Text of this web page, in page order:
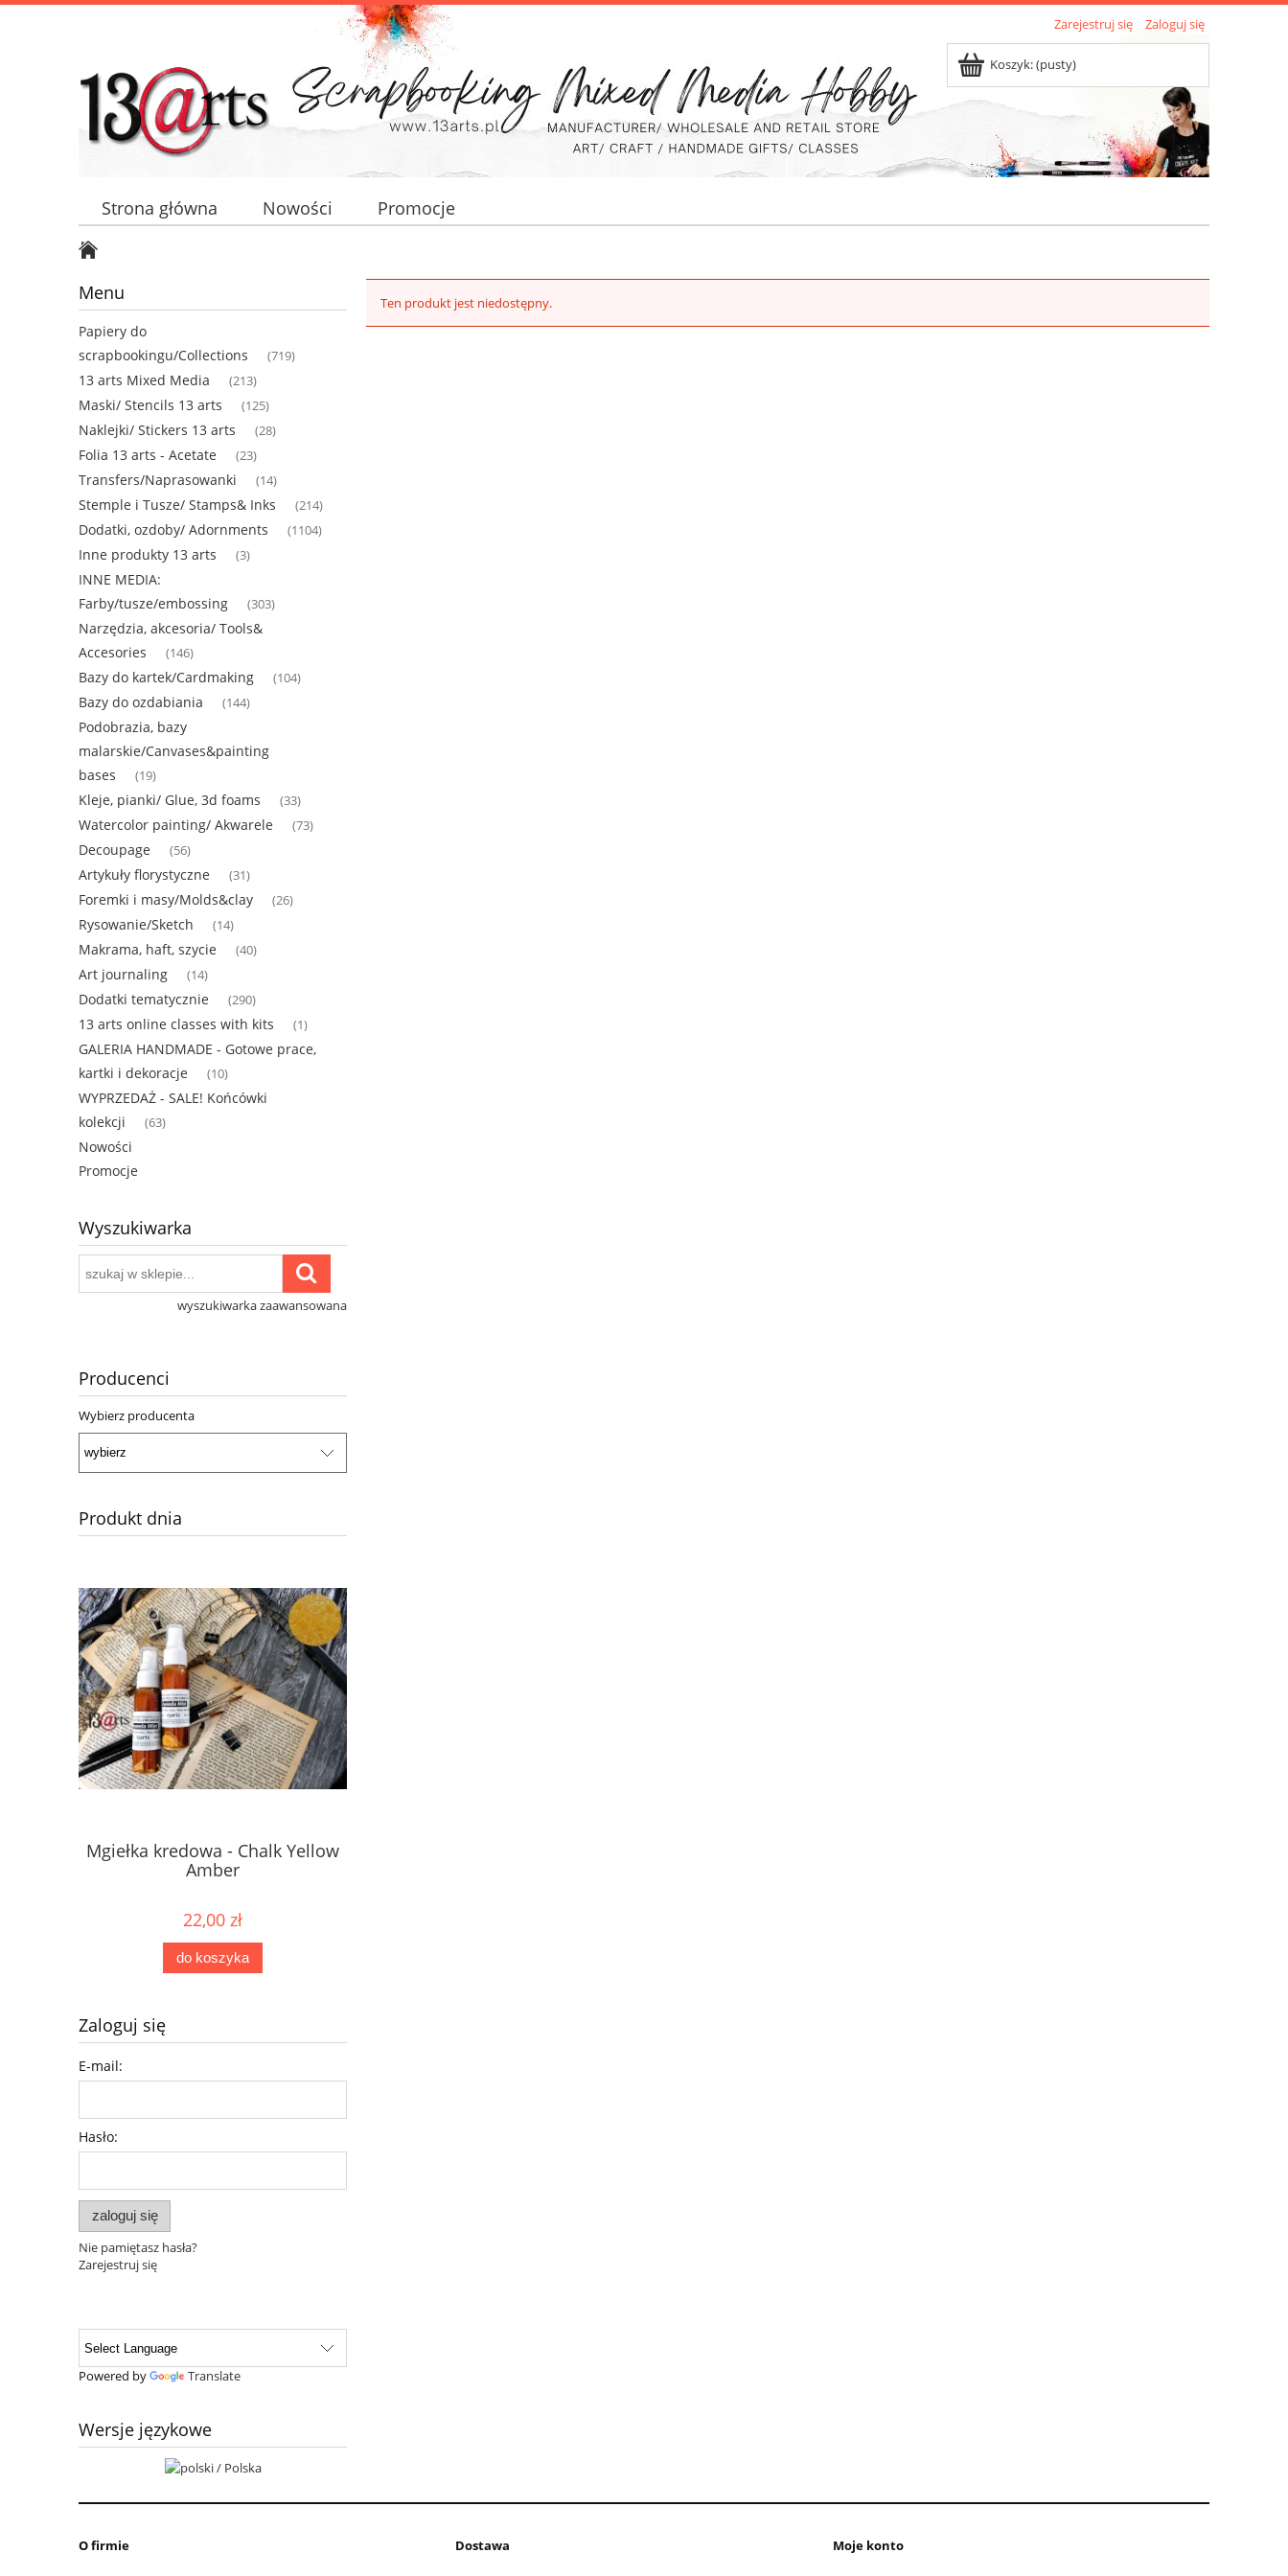
Zarejestruj się Zaloguj się
Koszyk:(pusty)
Strona główna Nowości Promocje
Menu
Papiery do
scrapbookingu/Collections
(719)
13 arts Mixed Media (213)
Maski/ Stencils 13 arts (125)
Naklejki/ Stickers 13 arts (28)
Folia 13 arts - Acetate (23)
Transfers/Naprasowanki (14)
Stemple i Tusze/ Stamps& Inks (214)
Dodatki, ozdoby/ Adornments (1104)
Inne produkty 13 arts (3)
INNE MEDIA:
Farby/tusze/embossing
(303)
Narzędzia, akcesoria/ Tools&
Accesories
(146)
Bazy do kartek/Cardmaking (104)
Bazy do ozdabiania (144)
Podobrazia, bazy
malarskie/Canvases&painting
bases
(19)
Kleje, pianki/ Glue, 3d foams (33)
Watercolor painting/ Akwarele (73)
Decoupage (56)
Artykuły florystyczne (31)
Foremki i masy/Molds&clay (26)
Rysowanie/Sketch (14)
Makrama, haft, szycie (40)
Art journaling (14)
Dodatki tematycznie (290)
13 arts online classes with kits (1)
GALERIA HANDMADE - Gotowe prace,
kartki i dekoracje
(10)
WYPRZEDAŻ - SALE! Końcówki
kolekcji
(63)
Nowości
Promocje
Wyszukiwarka
wyszukiwarka zaawansowana
Producenci
Wybierz producenta
Produkt dnia
Mgiełka kredowa - Chalk Yellow
Amber
22,00 zł
do koszyka
Zaloguj się
E-mail:
Hasło:
zaloguj się
Nie pamiętasz hasła?
Zarejestruj się
Powered by Translate
Wersje językowe
Ten produkt jest niedostępny.
O firmie Dostawa Moje konto